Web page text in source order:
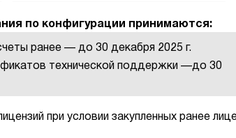
по конфигурации принимаются:
ранее — до 30 декабря 2025 г.
технической поддержки —до 30
при условии закупленных ранее